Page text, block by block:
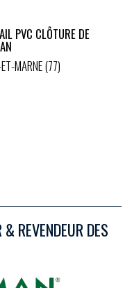
PVC CLÔTURE DE
MARNE (77)
REVENDEUR DES